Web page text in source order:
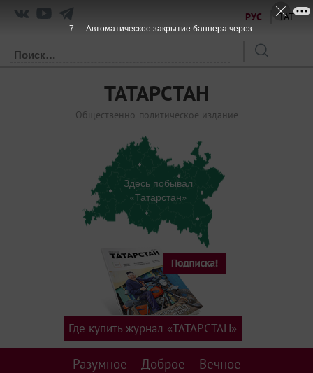
РУС ТАТ
ТАТАРСТАН
Общественно-политическое издание
Здесь побывал
«Татарстан»
Разумное Доброе Вечное
Где купить журнал «ТАТАРСТАН»
7 Автоматическое закрытие баннера через